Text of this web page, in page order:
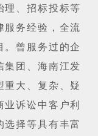
理、招标投标等
服务经验，全流
。曾服务过的企
集团、海南江发
重大、复杂、疑
诉讼中客户利
选择等具有丰富